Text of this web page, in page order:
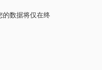
的数据将仅在终